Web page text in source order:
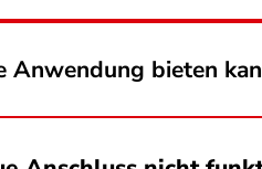
Anwendung bieten